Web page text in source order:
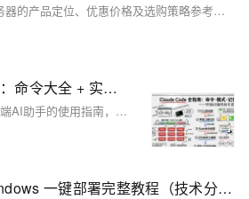
2026年阿里云轻量应用服务器的产品定位、优惠价格及选购策略参考：该产品主打"开箱即用"，适配个人开发者、学生及小微企业，提供WordPress、宝塔面板、OpenClaw等丰富应用镜像，实现分钟级部署。当前优惠力度显著：2核2G抢购价低至38元/年，2核4G首月9.9元、包年199元。购买时需要注意峰值带宽与固定带宽的区别，建议用户根据需求在抢购轻量服务器与续费同价的ECS实例间灵活选择，找到最优性价比方案。
Claude Code 全攻略：命令大全 + 实战工作流（建议收藏）
本文介绍了Claude Code终端AI助手的使用指南，主要内容包括：1)常用命令如版本查看、项目启动和更新；2)三种工作模式切换及界面说明；3)核心功能指令速查表，包含初始化、压缩对话、清除历史等操作；4)详细解析了/init、/help、/clear、/compact、/memory等关键命令的使用场景和语法。文章通过丰富的界面截图和场景示例，帮助开发者快速掌握如何通过命令行和交互界面高效使用Claude Code进行项目开发，特别强调了CLAUDE.md文件作为项目知识库的核心作用。
Open Claw 2.6.4 Windows 一键部署完整教程（技术分享）